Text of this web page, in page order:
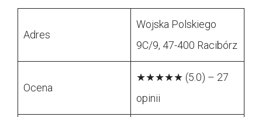
Adres
Wojska Polskiego
9C/9, 47-400 Racibórz
Ocena
★★★★★ (5.0) – 27
opinii